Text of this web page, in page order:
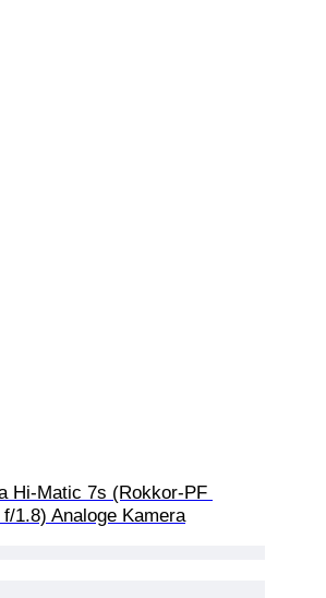
Hi-Matic 7s (Rokkor-PF
1.8) Analoge Kamera